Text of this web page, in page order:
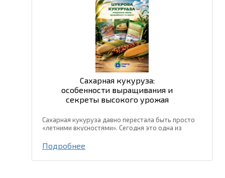
Сахарная кукуруза:
особенности выращивания и
секреты высокого урожая
Сахарная кукуруза давно перестала быть просто
«летними вкусностями». Сегодня это одна из
приусадебных участках, фермерских хозяйствах и
даже в промышленных...
Подробнее